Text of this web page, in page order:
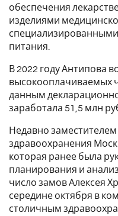
обеспечения
изделиями
питания.
В 2022 году Антипова
высокооплачиваемых
данным
заработала 51,5 млн
Недавно
здравоохранения
которая ранее была
планирования и
число замов Алексея
середине октября в
столичным